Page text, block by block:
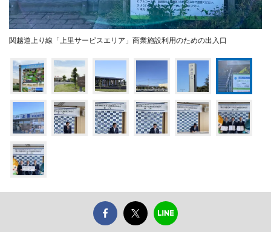
関越道上り線「上里サービスエリア」商業施設利用のための出入口